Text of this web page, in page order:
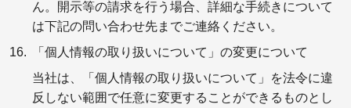
ん。開示等の請求を行う場合、詳細な手続きについて
は下記の問い合わせ先までご連絡ください。
「個人情報の取り扱いについて」の変更について
当社は、「個人情報の取り扱いについて」を法令に違
反しない範囲で任意に変更することができるものとし